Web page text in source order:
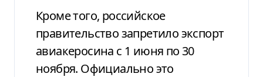
Кроме того, российское
правительство запретило экспорт
авиакеросина с 1 июня по 30
ноября. Официально это